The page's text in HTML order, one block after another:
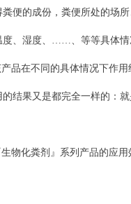
粪便的成份，粪便所处的场
度、湿度、……、等等具体情
品在不同的具体情况下作用
的结果又是都完全一样的：
物化粪剂』系列产品的应